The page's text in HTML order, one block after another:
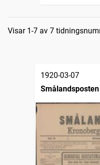
Visar 1-7 av 7
1920-03-07
Smålandsposten